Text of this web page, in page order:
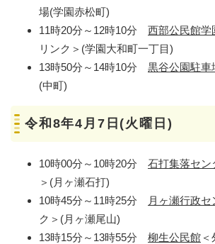
場(学園赤松町)
11時20分～12時10分 西部公民館学
リンク＞ (学園大和町一丁目)
13時50分～14時10分 黒谷公園駐車
(中町)
令和8年4月7日(火曜日)
10時00分～10時20分 石打集落セン
＞ (月ヶ瀬石打)
10時45分～11時25分
月ヶ瀬行政セ
ク＞ (月ヶ瀬尾山)
13時15分～13時55分 柳生公民館